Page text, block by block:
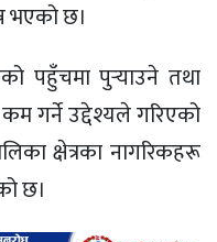
भएको छ।
पहुँचमा पुर्‍याउने तथा
गर्ने उद्देश्यले गरिएको
क्षेत्रका नागरिकहरू
छ।